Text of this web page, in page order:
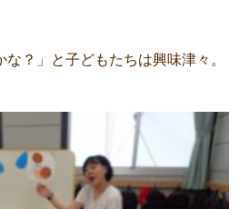
な？」と子どもたちは興味津々。